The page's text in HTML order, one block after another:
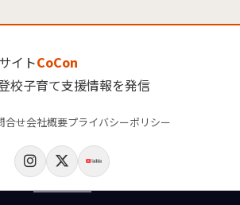
イトCoCon
校子育て支援情報を発信
合せ会社概要プライバシーポリシー